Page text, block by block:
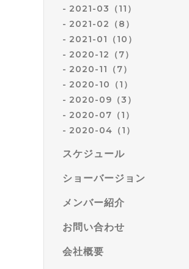
2021-03（11）
2021-02（8）
2021-01（10）
2020-12（7）
2020-11（7）
2020-10（1）
2020-09（3）
2020-07（1）
2020-04（1）
スケジュール
ショーバージョン
メンバー紹介
お問い合わせ
会社概要